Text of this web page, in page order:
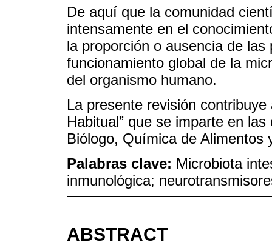
De aquí que la comunidad
intensamente en el
la proporción o ausencia de
funcionamiento global de la
del organismo humano.
La presente revisión
Habitual” que se imparte en
Biólogo, Química de Alimentos
Palabras clave: Microbiota
inmunológica;
ABSTRACT